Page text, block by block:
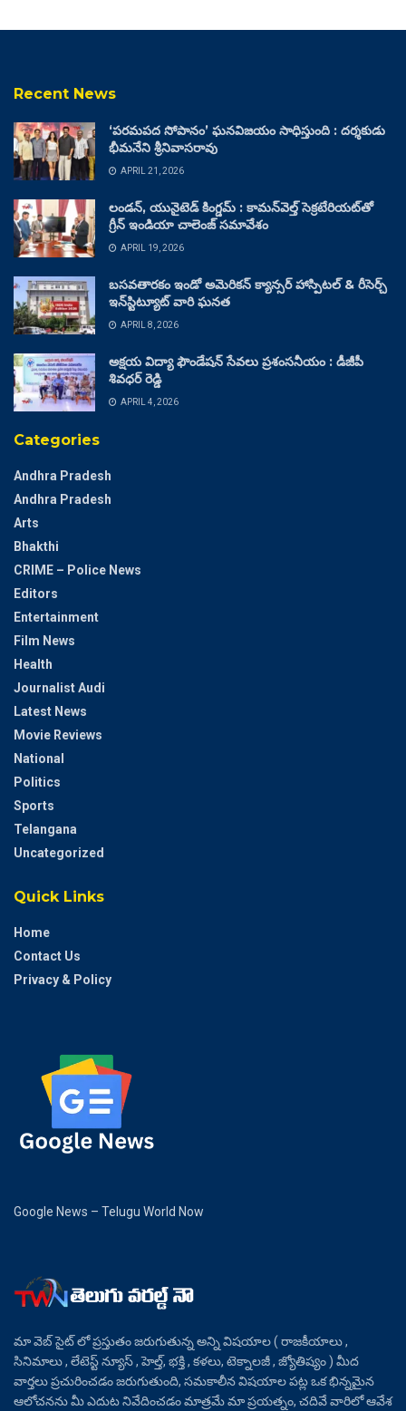
Recent News
‘పరమపద సోపానం’ ఘనవిజయం సాధిస్తుంది : దర్శకుడు
భీమనేని శ్రీనివాసరావు
APRIL 21, 2026
లండన్, యునైటెడ్ కింగ్డమ్ : కామన్‌వెల్త్ సెక్రటేరియట్‌తో
గ్రీన్ ఇండియా చాలెంజ్ సమావేశం
APRIL 19, 2026
బసవతారకం ఇండో అమెరికన్ క్యాన్సర్ హాస్పిటల్ & రీసెర్చ్
ఇన్‌స్టిట్యూట్ వారి ఘనత
APRIL 8, 2026
అక్షయ విద్యా ఫౌండేషన్ సేవలు ప్రశంసనీయం : డీజీపీ
శివధర్ రెడ్డి
APRIL 4, 2026
Categories
Andhra Pradesh
Andhra Pradesh
Arts
Bhakthi
CRIME – Police News
Editors
Entertainment
Film News
Health
Journalist Audi
Latest News
Movie Reviews
National
Politics
Sports
Telangana
Uncategorized
Quick Links
Home
Contact Us
Privacy & Policy
Google News – Telugu World Now
మా వెబ్ సైట్ లో ప్రస్తుతం జరుగుతున్న అన్ని విషయాల ( రాజకీయాలు ,
సినిమాలు , లేటెస్ట్ న్యూస్ , హెల్త్, భక్తి , కళలు, టెక్నాలజీ , జ్యోతిష్యం ) మీద
వార్తలు ప్రచురించడం జరుగుతుంది, సమకాలీన విషయాల పట్ల ఒక భిన్నమైన
ఆలోచనను మీ ఎదుట నివేదించడం మాత్రమే మా ప్రయత్నం, చదివే వారిలో ఆవేశ